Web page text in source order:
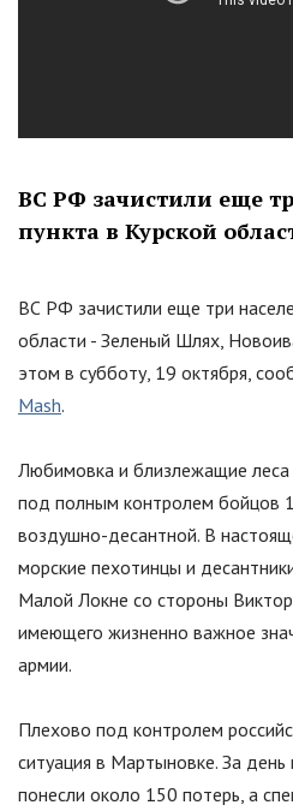
ВС РФ зачистили еще
пункта в Курской
ВС РФ зачистили еще три
области - Зеленый Шлях,
этом в субботу, 19 октября,
Mash.
Любимовка и близлежащие леса
под полным контролем бойцов
воздушно-десантной. В
морские пехотинцы и
Малой Локне со стороны
имеющего жизненно важное
армии.
Плехово под контролем
ситуация в Мартыновке. За
понесли около 150 потерь, а